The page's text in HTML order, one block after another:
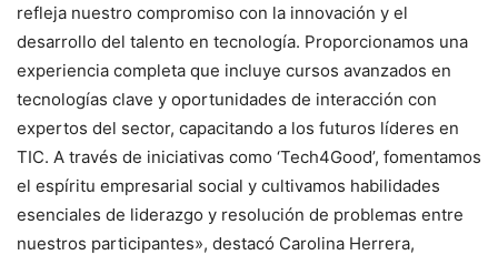
refleja nuestro compromiso con la innovación y el
desarrollo del talento en tecnología. Proporcionamos una
experiencia completa que incluye cursos avanzados en
tecnologías clave y oportunidades de interacción con
expertos del sector, capacitando a los futuros líderes en
TIC. A través de iniciativas como ‘Tech4Good’, fomentamos
el espíritu empresarial social y cultivamos habilidades
esenciales de liderazgo y resolución de problemas entre
nuestros participantes», destacó Carolina Herrera,